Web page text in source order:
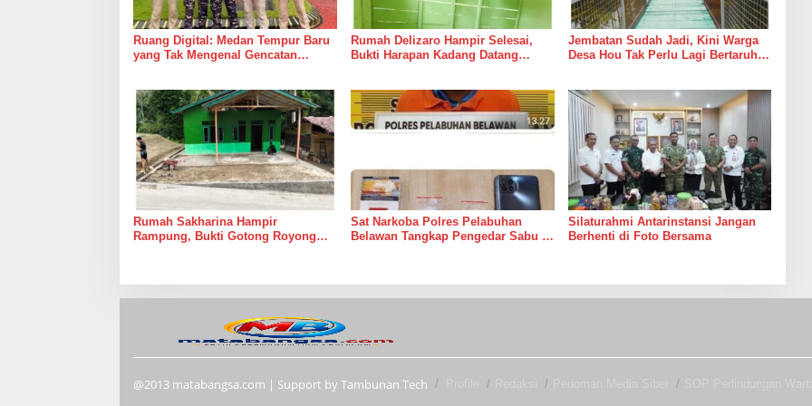
Ruang Digital: Medan Tempur Baru
yang Tak Mengenal Gencatan
Rumah Delizaro Hampir Selesai,
Bukti Harapan Kadang Datang
Jembatan Sudah Jadi, Kini Warga
Desa Hou Tak Perlu Lagi Bertaruh
Rumah Sakharina Hampir
Rampung, Bukti Gotong Royong
Sat Narkoba Polres Pelabuhan
Belawan Tangkap Pengedar Sabu di
Silaturahmi Antarinstansi Jangan
Berhenti di Foto Bersama
@2013 matabangsa.com | Support by Tambunan Tech